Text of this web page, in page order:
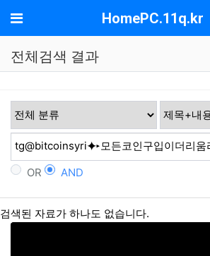
메뉴 HomePC.11q.kr
전체검색 결과
OR AND
검색된 자료가 하나도 없습니다.